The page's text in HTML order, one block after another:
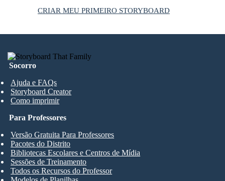
CRIAR MEU PRIMEIRO STORYBOARD
Socorro
Ajuda e FAQs
Storyboard Creator
Como imprimir
Para Professores
Versão Gratuita Para Professores
Pacotes do Distrito
Bibliotecas Escolares e Centros de Mídia
Sessões de Treinamento
Todos os Recursos do Professor